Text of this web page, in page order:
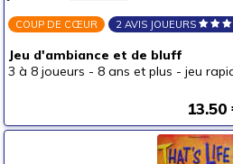
un junior (6-8 ans)
un jeune ado (8-12 ans)
un ado (12-16 ans)
Prix
COUP DE CŒUR 2 AVIS JOUEURS
Jeu d'ambiance et de bluff
3 à 8 joueurs - 8 ans et plus - jeu
13.50